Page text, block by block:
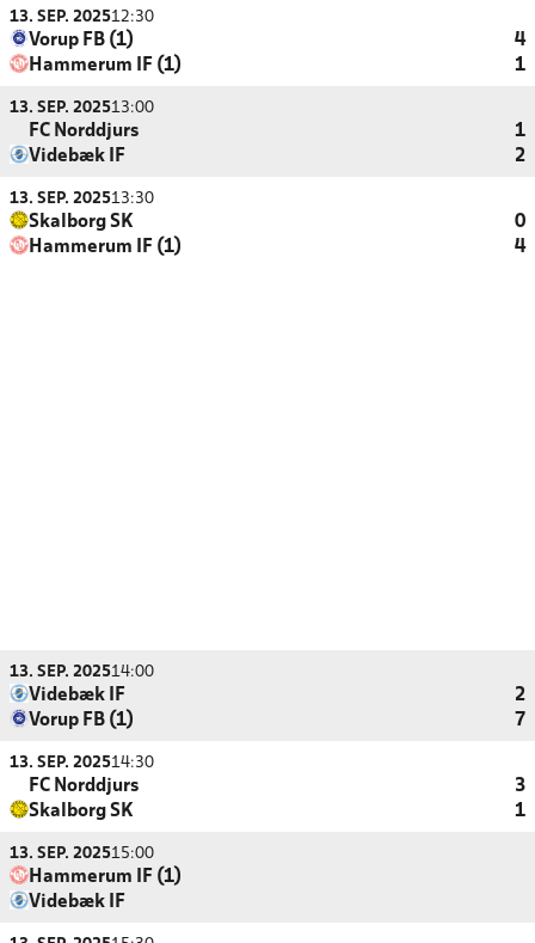
13. SEP. 202512:30
Vorup FB (1)
4
Hammerum IF (1)
1
13. SEP. 202513:00
FC Norddjurs
1
Videbæk IF
2
13. SEP. 202513:30
Skalborg SK
0
Hammerum IF (1)
4
13. SEP. 202514:00
Videbæk IF
2
Vorup FB (1)
7
13. SEP. 202514:30
FC Norddjurs
3
Skalborg SK
1
13. SEP. 202515:00
Hammerum IF (1)
Videbæk IF